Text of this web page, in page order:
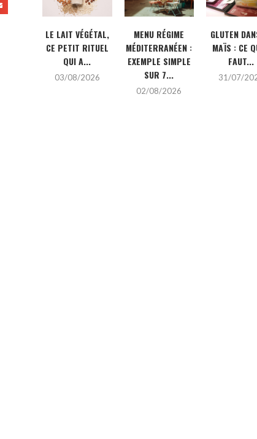
LE LAIT VÉGÉTAL,
CE PETIT RITUEL
QUI A...
03/08/2026
MENU RÉGIME
MÉDITERRANÉEN :
EXEMPLE SIMPLE
SUR 7...
02/08/2026
GLUTEN
MAÏS : CE
FAUT...
31/07/